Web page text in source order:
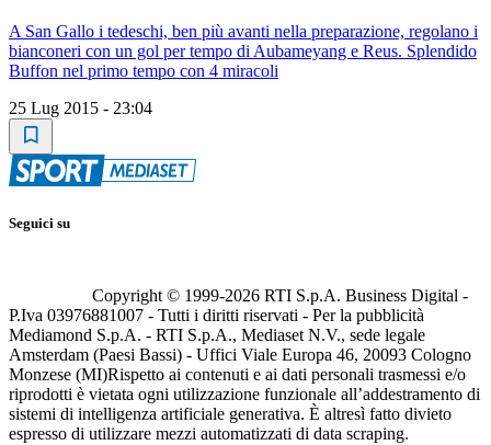
A San Gallo i tedeschi, ben più avanti nella preparazione, regolano i
bianconeri con un gol per tempo di Aubameyang e Reus. Splendido
Buffon nel primo tempo con 4 miracoli
25 Lug 2015 - 23:04
Seguici su
Copyright © 1999-2026 RTI S.p.A. Business Digital -
P.Iva 03976881007 - Tutti i diritti riservati - Per la pubblicità
Mediamond S.p.A. - RTI S.p.A., Mediaset N.V., sede legale
Amsterdam (Paesi Bassi) - Uffici Viale Europa 46, 20093 Cologno
Monzese (MI)Rispetto ai contenuti e ai dati personali trasmessi e/o
riprodotti è vietata ogni utilizzazione funzionale all’addestramento di
sistemi di intelligenza artificiale generativa. È altresì fatto divieto
espresso di utilizzare mezzi automatizzati di data scraping.